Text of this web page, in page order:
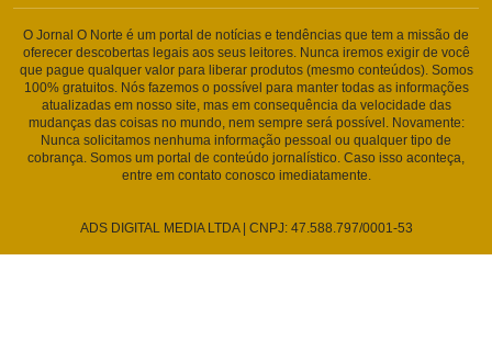
O Jornal O Norte é um portal de notícias e tendências que tem a missão de
oferecer descobertas legais aos seus leitores. Nunca iremos exigir de você
que pague qualquer valor para liberar produtos (mesmo conteúdos). Somos
100% gratuitos. Nós fazemos o possível para manter todas as informações
atualizadas em nosso site, mas em consequência da velocidade das
mudanças das coisas no mundo, nem sempre será possível. Novamente:
Nunca solicitamos nenhuma informação pessoal ou qualquer tipo de
cobrança. Somos um portal de conteúdo jornalístico. Caso isso aconteça,
entre em contato conosco imediatamente.
ADS DIGITAL MEDIA LTDA | CNPJ: 47.588.797/0001-53